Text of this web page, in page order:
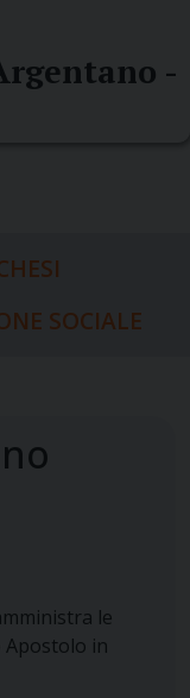
-
SOCIALE
le
Apostolo in